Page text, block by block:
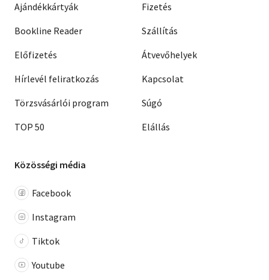
Ajándékkártyák
Bookline Reader
Előfizetés
Hírlevél feliratkozás
Törzsvásárlói program
TOP 50
Fizetés
Szállítás
Átvevőhelyek
Kapcsolat
Súgó
Elállás
Közösségi média
Facebook
Instagram
Tiktok
Youtube